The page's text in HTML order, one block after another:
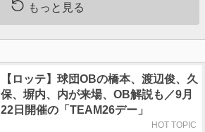
もっと見る
【ロッテ】球団OBの橋本、渡辺俊、久
保、塀内、内が来場、OB解説も／9月
22日開催の「TEAM26デー」
HOT TOPIC